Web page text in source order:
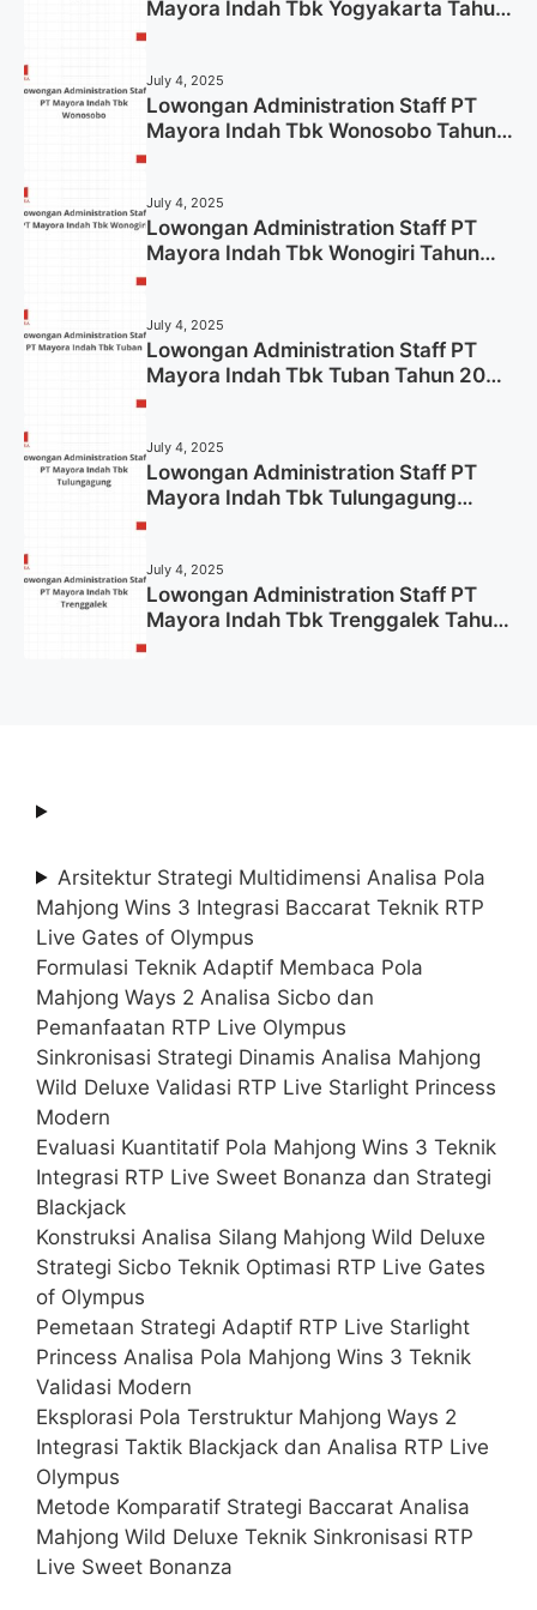
Mayora Indah Tbk Yogyakarta Tahun
July 4, 2025
Lowongan Administration Staff PT
Mayora Indah Tbk Wonosobo Tahun
July 4, 2025
Lowongan Administration Staff PT
Mayora Indah Tbk Wonogiri Tahun
July 4, 2025
Lowongan Administration Staff PT
Mayora Indah Tbk Tuban Tahun 2025
July 4, 2025
Lowongan Administration Staff PT
Mayora Indah Tbk Tulungagung
July 4, 2025
Lowongan Administration Staff PT
Mayora Indah Tbk Trenggalek Tahun
Arsitektur Strategi Multidimensi Analisa Pola
Mahjong Wins 3 Integrasi Baccarat Teknik RTP
Live Gates of Olympus
Formulasi Teknik Adaptif Membaca Pola
Mahjong Ways 2 Analisa Sicbo dan
Pemanfaatan RTP Live Olympus
Sinkronisasi Strategi Dinamis Analisa Mahjong
Wild Deluxe Validasi RTP Live Starlight Princess
Modern
Evaluasi Kuantitatif Pola Mahjong Wins 3 Teknik
Integrasi RTP Live Sweet Bonanza dan Strategi
Blackjack
Konstruksi Analisa Silang Mahjong Wild Deluxe
Strategi Sicbo Teknik Optimasi RTP Live Gates
of Olympus
Pemetaan Strategi Adaptif RTP Live Starlight
Princess Analisa Pola Mahjong Wins 3 Teknik
Validasi Modern
Eksplorasi Pola Terstruktur Mahjong Ways 2
Integrasi Taktik Blackjack dan Analisa RTP Live
Olympus
Metode Komparatif Strategi Baccarat Analisa
Mahjong Wild Deluxe Teknik Sinkronisasi RTP
Live Sweet Bonanza